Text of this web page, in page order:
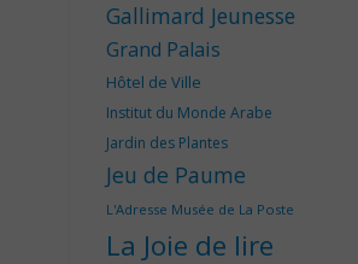
Gallimard Jeunesse
Grand Palais
Hôtel de Ville
Institut du Monde Arabe
Jardin des Plantes
Jeu de Paume
L'Adresse Musée de La Poste
La Joie de lire